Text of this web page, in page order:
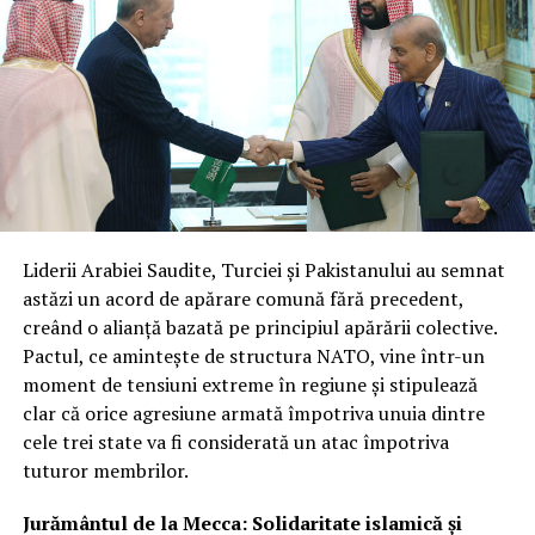
îmbunătățire continuă.
Reprezentanții din industrie subliniază că, după patru
ani de analiză și testări, programul a atins maturitatea
necesară pentru a trece la contracte cu preț fix și sursă
unică. Această structură reflectă nu doar încrederea în
capacitățile tehnice ale companiilor, ci și nevoia urgentă
de a avea fluxuri constante și sigure de date radar la
Integrare hibridă: Datele comerciale
vor completa sistemele clasificate
de recunoaștere
Miza principală a acestui parteneriat este crearea unei
rețele hibride de supraveghere. Prin fuziunea
înaltă rezoluție, agenția își sporește considerabil
Liderii Arabiei Saudite, Turciei și Pakistanului au semnat
astăzi un acord de apărare comună fără precedent,
creând o alianță bazată pe principiul apărării colective.
Pactul, ce amintește de structura NATO, vine într-un
moment de tensiuni extreme în regiune și stipulează
clar că orice agresiune armată împotriva unuia dintre
cele trei state va fi considerată un atac împotriva
tuturor membrilor.
Jurământul de la Mecca: Solidaritate islamică și